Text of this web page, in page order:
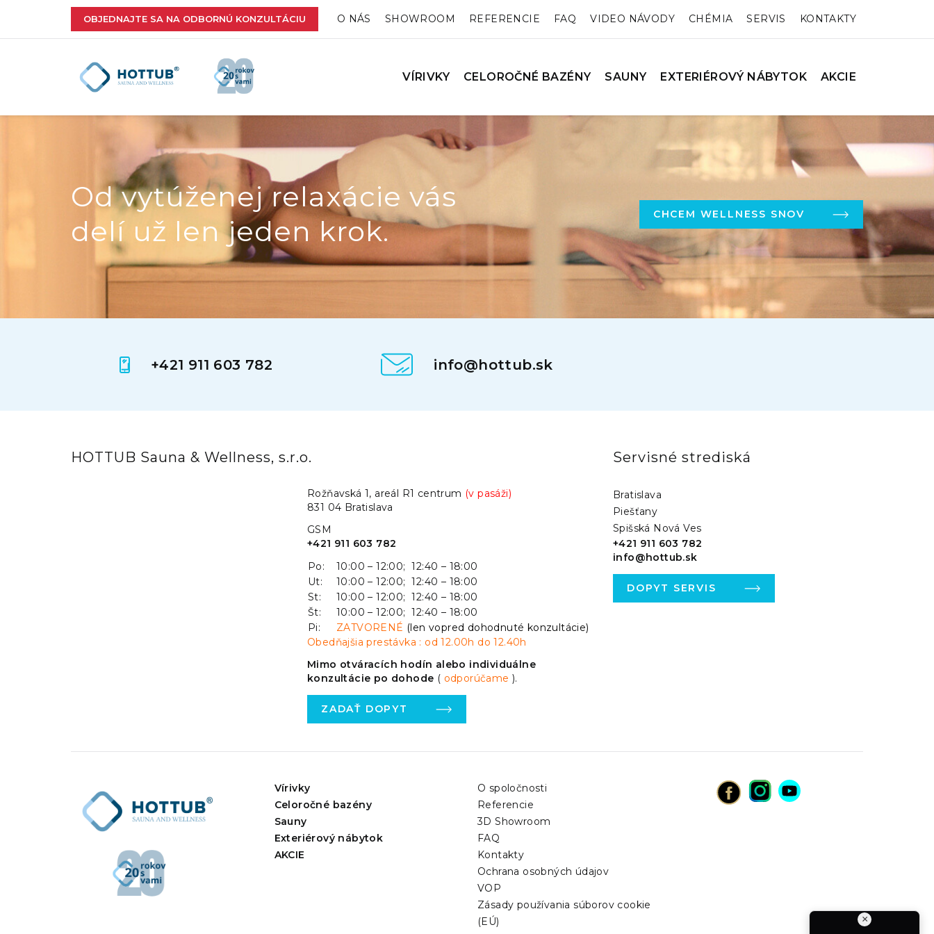
OBJEDNAJTE SA NA ODBORNÚ KONZULTÁCIU O NÁS SHOWROOM REFERENCIE FAQ VIDEO NÁVODY CHÉMIA SERVIS KONTAKTY
VÍRIVKY CELOROČNÉ BAZÉNY SAUNY EXTERIÉROVÝ NÁBYTOK AKCIE
Od vytúženej relaxácie vás
delí už len jeden krok.
CHCEM WELLNESS SNOV
+421 911 603 782 info@hottub.sk
HOTTUB Sauna & Wellness, s.r.o.
Rožňavská 1, areál R1 centrum (v pasáži)
831 04 Bratislava
GSM
+421 911 603 782
Po:
10:00 – 12:00; 12:40 – 18:00
Ut:
10:00 – 12:00; 12:40 – 18:00
St:
10:00 – 12:00; 12:40 – 18:00
Št:
10:00 – 12:00; 12:40 – 18:00
Pi:
ZATVORENÉ (len vopred dohodnuté konzultácie)
Obedňajšia prestávka : od 12.00h do 12.40h
Mimo otváracích hodín alebo individuálne
konzultácie po dohode ( odporúčame).
ZADAŤ DOPYT
Servisné strediská
Bratislava
Piešťany
Spišská Nová Ves
+421 911 603 782
info@hottub.sk
DOPYT SERVIS
Vírivky
Celoročné bazény
Sauny
Exteriérový nábytok
AKCIE
O spoločnosti
Referencie
3D Showroom
FAQ
Kontakty
Ochrana osobných údajov
VOP
Zásady používania súborov cookie
(EÚ)
×